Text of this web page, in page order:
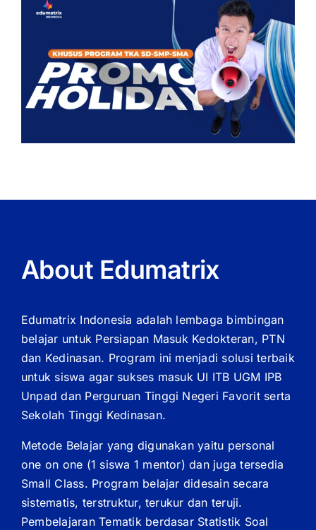
About Edumatrix
Edumatrix Indonesia adalah lembaga bimbingan
belajar untuk Persiapan Masuk Kedokteran, PTN
dan Kedinasan. Program ini menjadi solusi terbaik
untuk siswa agar sukses masuk UI ITB UGM IPB
Unpad dan Perguruan Tinggi Negeri Favorit serta
Sekolah Tinggi Kedinasan.
Metode Belajar yang digunakan yaitu personal
one on one (1 siswa 1 mentor) dan juga tersedia
Small Class. Program belajar didesain secara
sistematis, terstruktur, terukur dan teruji.
Pembelajaran Tematik berdasar Statistik Soal